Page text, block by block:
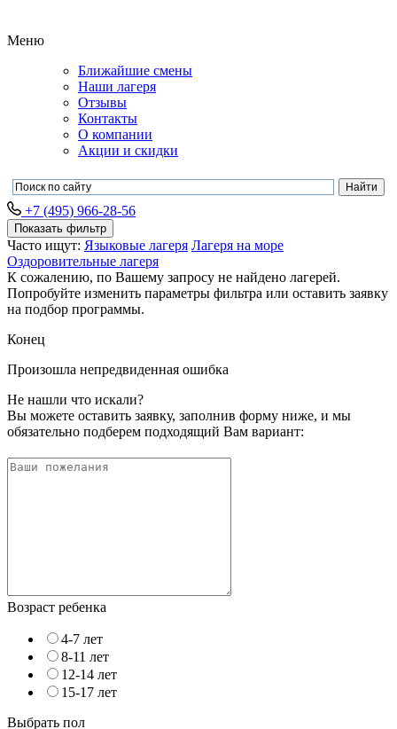
Меню
Ближайшие смены
Наши лагеря
Отзывы
Контакты
О компании
Акции и скидки
+7 (495) 966-28-56
Показать фильтр
Часто ищут: Языковые лагеря Лагеря на море
Оздоровительные лагеря
К сожалению, по Вашему запросу не найдено лагерей.
Попробуйте изменить параметры фильтра или оставить заявку
на подбор программы.
Конец
Произошла непредвиденная ошибка
Не нашли что искали?
Вы можете оставить заявку, заполнив форму ниже, и мы
обязательно подберем подходящий Вам вариант:
Возраст ребенка
4-7 лет
8-11 лет
12-14 лет
15-17 лет
Выбрать пол